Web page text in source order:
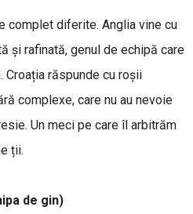
complet diferite. Anglia vine cu
și rafinată, genul de echipă care
răspunde cu roșii
complexe, care nu au nevoie
Un meci pe care îl arbitrăm
ții.
de gin)